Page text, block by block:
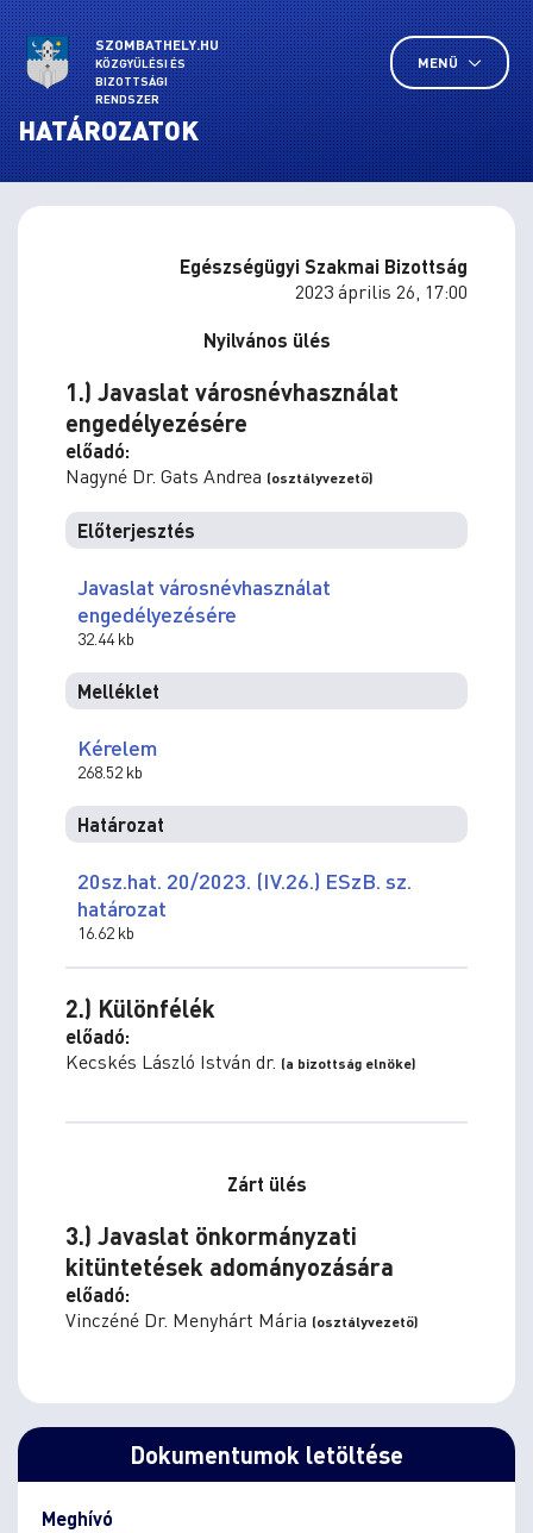
SZOMBATHELY.HU
KÖZGYŰLÉSI ÉS
BIZOTTSÁGI
RENDSZER
MENÜ
HATÁROZATOK
Egészségügyi Szakmai Bizottság
2023 április 26, 17:00
Nyilvános ülés
1.) Javaslat városnévhasználat
engedélyezésére
előadó:
Nagyné Dr. Gats Andrea (osztályvezető)
Előterjesztés
Javaslat városnévhasználat
engedélyezésére
32.44 kb
Melléklet
Kérelem
268.52 kb
Határozat
20sz.hat. 20/2023. (IV.26.) ESzB. sz.
határozat
16.62 kb
2.) Különfélék
előadó:
Kecskés László István dr. (a bizottság elnöke)
Zárt ülés
3.) Javaslat önkormányzati
kitüntetések adományozására
előadó:
Vinczéné Dr. Menyhárt Mária (osztályvezető)
Dokumentumok letöltése
Meghívó